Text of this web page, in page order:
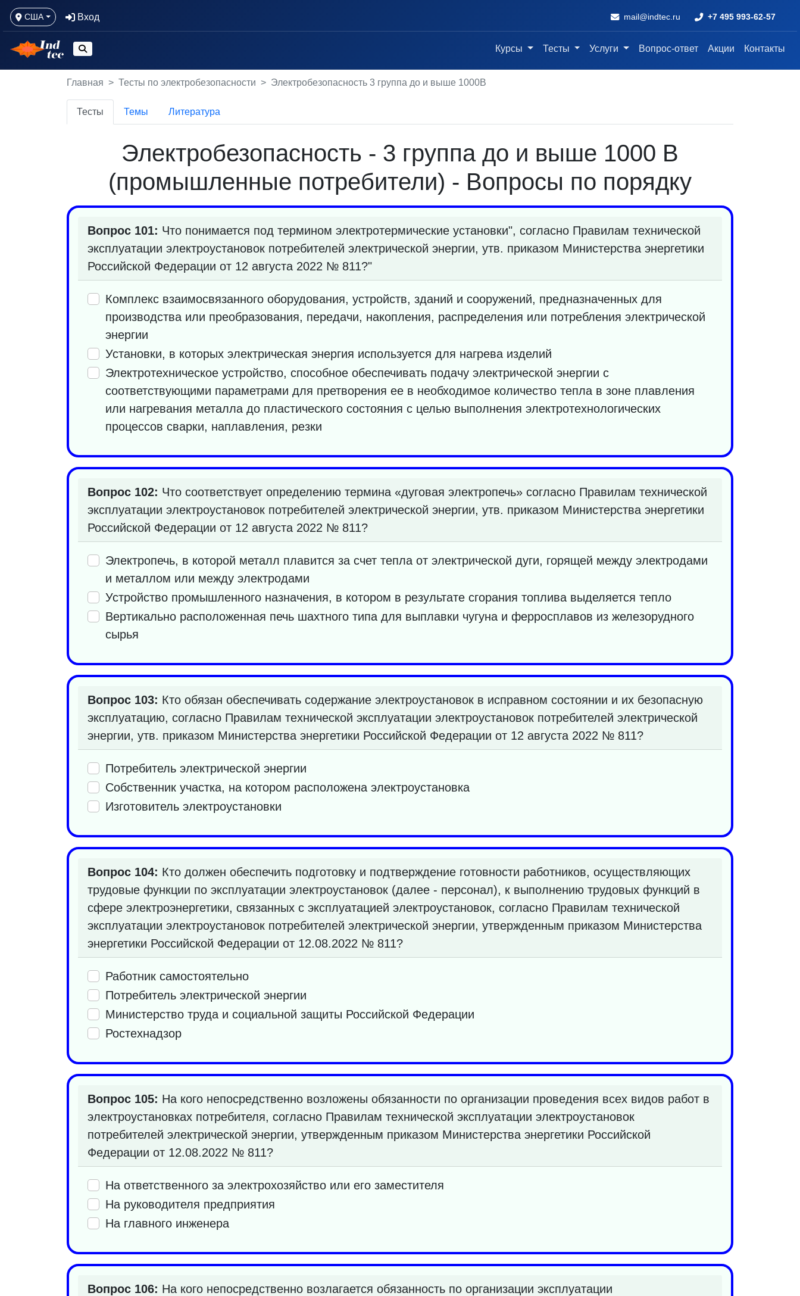
США Вход mail@indtec.ru +7 495 993-62-57
Курсы Тесты Услуги Вопрос-ответ Акции Контакты
Главная Тесты по электробезопасности Электробезопасность 3 группа до и выше 1000В
Тесты Темы Литература
Электробезопасность - 3 группа до и выше 1000 В
(промышленные потребители) - Вопросы по порядку
Вопрос 101: Что понимается под термином электротермические установки", согласно Правилам технической
эксплуатации электроустановок потребителей электрической энергии, утв. приказом Министерства энергетики
Российской Федерации от 12 августа 2022 № 811?"
Комплекс взаимосвязанного оборудования, устройств, зданий и сооружений, предназначенных для
производства или преобразования, передачи, накопления, распределения или потребления электрической
энергии
Установки, в которых электрическая энергия используется для нагрева изделий
Электротехническое устройство, способное обеспечивать подачу электрической энергии с
соответствующими параметрами для претворения ее в необходимое количество тепла в зоне плавления
или нагревания металла до пластического состояния с целью выполнения электротехнологических
процессов сварки, наплавления, резки
Вопрос 102: Что соответствует определению термина «дуговая электропечь» согласно Правилам технической
эксплуатации электроустановок потребителей электрической энергии, утв. приказом Министерства энергетики
Российской Федерации от 12 августа 2022 № 811?
Электропечь, в которой металл плавится за счет тепла от электрической дуги, горящей между электродами
и металлом или между электродами
Устройство промышленного назначения, в котором в результате сгорания топлива выделяется тепло
Вертикально расположенная печь шахтного типа для выплавки чугуна и ферросплавов из железорудного
сырья
Вопрос 103: Кто обязан обеспечивать содержание электроустановок в исправном состоянии и их безопасную
эксплуатацию, согласно Правилам технической эксплуатации электроустановок потребителей электрической
энергии, утв. приказом Министерства энергетики Российской Федерации от 12 августа 2022 № 811?
Потребитель электрической энергии
Собственник участка, на котором расположена электроустановка
Изготовитель электроустановки
Вопрос 104: Кто должен обеспечить подготовку и подтверждение готовности работников, осуществляющих
трудовые функции по эксплуатации электроустановок (далее - персонал), к выполнению трудовых функций в
сфере электроэнергетики, связанных с эксплуатацией электроустановок, согласно Правилам технической
эксплуатации электроустановок потребителей электрической энергии, утвержденным приказом Министерства
энергетики Российской Федерации от 12.08.2022 № 811?
Работник самостоятельно
Потребитель электрической энергии
Министерство труда и социальной защиты Российской Федерации
Ростехнадзор
Вопрос 105: На кого непосредственно возложены обязанности по организации проведения всех видов работ в
электроустановках потребителя, согласно Правилам технической эксплуатации электроустановок
потребителей электрической энергии, утвержденным приказом Министерства энергетики Российской
Федерации от 12.08.2022 № 811?
На ответственного за электрохозяйство или его заместителя
На руководителя предприятия
На главного инженера
Вопрос 106: На кого непосредственно возлагается обязанность по организации эксплуатации